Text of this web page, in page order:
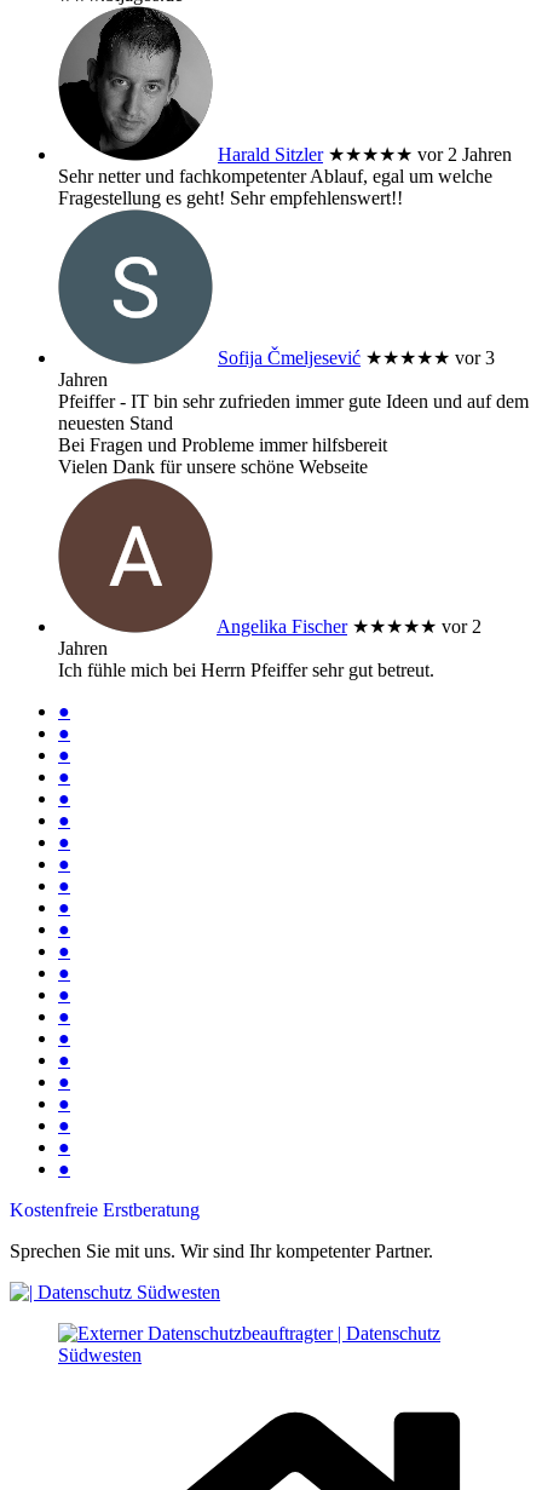
Harald Sitzler ★★★★★ vor 2 Jahren
Sehr netter und fachkompetenter Ablauf, egal um welche
Fragestellung es geht! Sehr empfehlenswert!!
Sofija Čmeljesević ★★★★★ vor 3
Jahren
Pfeiffer - IT bin sehr zufrieden immer gute Ideen und auf dem
neuesten Stand
Bei Fragen und Probleme immer hilfsbereit
Vielen Dank für unsere schöne Webseite
Angelika Fischer ★★★★★ vor 2
Jahren
Ich fühle mich bei Herrn Pfeiffer sehr gut betreut.
●
●
●
●
●
●
●
●
●
●
●
●
●
●
●
●
●
●
●
●
●
●
Kostenfreie Erstberatung
Sprechen Sie mit uns. Wir sind Ihr kompetenter Partner.